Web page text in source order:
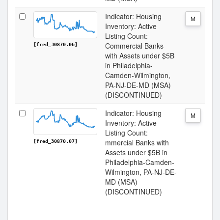
[fred_30870.06]
Indicator: Housing
Inventory: Active
Listing Count:
Commercial Banks
with Assets under $5B
in Philadelphia-
Camden-Wilmington,
PA-NJ-DE-MD (MSA)
(DISCONTINUED)
M
[fred_30870.07]
Indicator: Housing
Inventory: Active
Listing Count:
mmercial Banks with
Assets under $5B in
Philadelphia-Camden-
Wilmington, PA-NJ-DE-
MD (MSA)
(DISCONTINUED)
M